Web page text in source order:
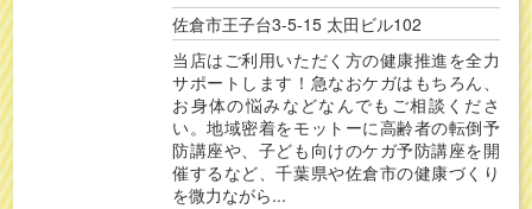
佐倉市王子台3-5-15 太田ビル102
当店はご利用いただく方の健康推進を全力
サポートします！急なおケガはもちろん、
お身体の悩みなどなんでもご相談くださ
い。地域密着をモットーに高齢者の転倒予
防講座や、子ども向けのケガ予防講座を開
催するなど、千葉県や佐倉市の健康づくり
を微力ながら...